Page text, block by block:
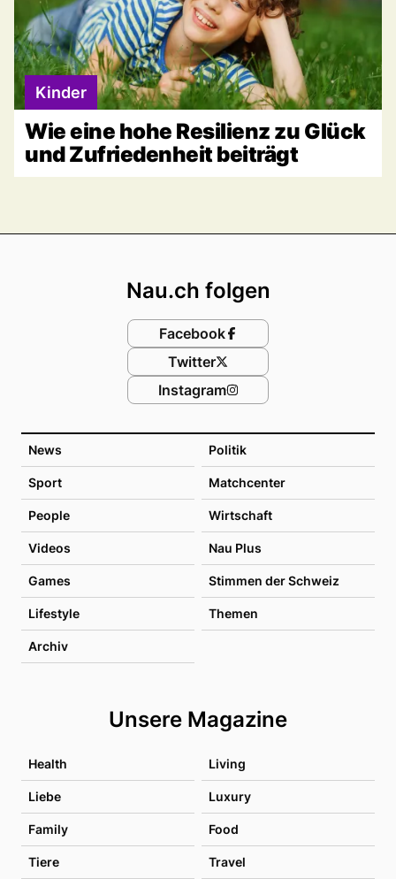
Kinder
Wie eine hohe Resilienz zu Glück
und Zufriedenheit beiträgt
News Politik
Sport Matchcenter
People Wirtschaft
Videos Nau Plus
Games Stimmen der Schweiz
Lifestyle Themen
Archiv
Unsere Magazine
Health Living
Liebe Luxury
Family Food
Tiere Travel
Nau.ch folgen
Facebook
Twitter
Instagram